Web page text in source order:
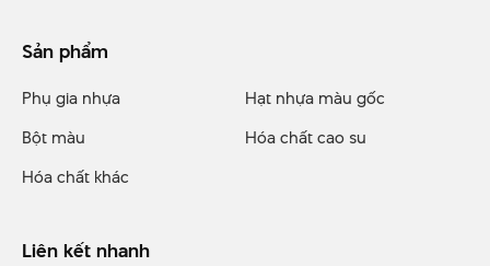
Sản phẩm
Phụ gia nhựa
Hạt nhựa màu gốc
Bột màu
Hóa chất cao su
Hóa chất khác
Liên kết nhanh